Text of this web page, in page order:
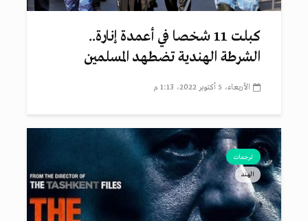
كبلت 11 شخصا في أعمدة إنارة..
الشرطة الهندية تضطهد المسلمين
الأربعاء، 5 أكتوبر 2022، 1:13 م
ترجمات
الهند